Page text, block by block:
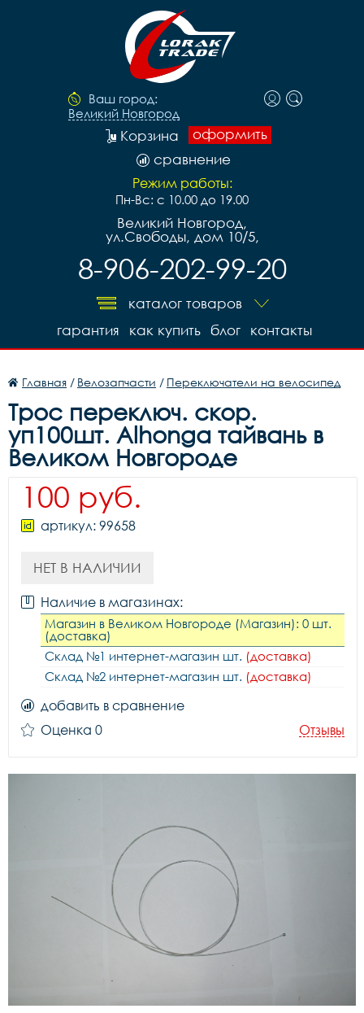
Ваш город:
Великий Новгород
оформить
Корзина
сравнение
Режим работы:
Пн-Вс: с 10.00 до 19.00
Великий Новгород,
ул.Свободы, дом 10/5,
8-906-202-99-20
каталог товаров
контакты
блог
как купить
гарантия
Главная / Велозапчасти / Переключатели на велосипед
Трос переключ. скор.
уп100шт. Alhonga тайвань в
Великом Новгороде
100 руб.
артикул: 99658
НЕТ В НАЛИЧИИ
Наличие в магазинах:
Магазин в Великом Новгороде (Магазин): 0 шт.
(доставка)
Склад №1 интернет-магазин шт. (доставка)
Склад №2 интернет-магазин шт. (доставка)
добавить в сравнение
Оценка 0
Отзывы